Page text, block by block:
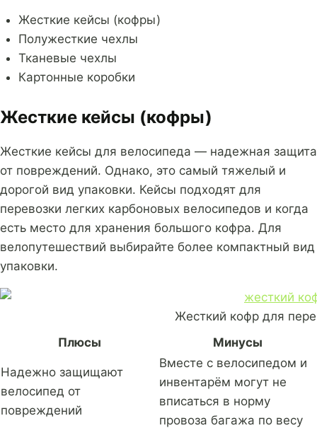
Жесткие кейсы (кофры)
Полужесткие чехлы
Тканевые чехлы
Картонные коробки
Жесткие кейсы (кофры)
Жесткие кейсы для велосипеда — надежная защита
от повреждений. Однако, это самый тяжелый и
дорогой вид упаковки. Кейсы подходят для
перевозки легких карбоновых велосипедов и когда
есть место для хранения большого кофра. Для
велопутешествий выбирайте более компактный вид
упаковки.
Жесткий кофр для
Плюсы
Минусы
Надежно защищают
велосипед от
повреждений
Вместе с велосипедом и
инвентарём могут не
вписаться в норму
провоза багажа по весу